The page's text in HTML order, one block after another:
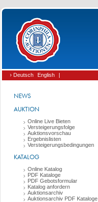
› Deutsch English |
NEWS
AUKTION
Online Live Bieten
Versteigerungsfolge
Auktionsvorschau
Ergebnislisten
Versteigerungsbedingungen
KATALOG
Online Katalog
PDF Kataloge
PDF Gebotsformular
Katalog anfordern
Auktionsarchiv
Auktionsarchiv PDF Kataloge